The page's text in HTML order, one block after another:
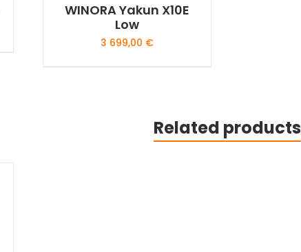
WINORA Yakun X10E
Low
3 699,00 €
multiple
variants.
Related products